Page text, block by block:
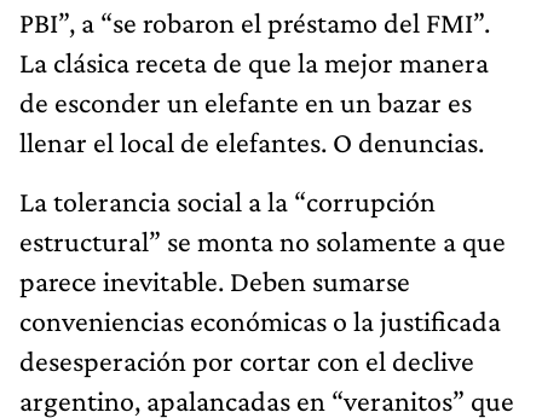
PBI”, a “se robaron el préstamo del FMI”.
La clásica receta de que la mejor manera
de esconder un elefante en un bazar es
llenar el local de elefantes. O denuncias.
La tolerancia social a la “corrupción
estructural” se monta no solamente a que
parece inevitable. Deben sumarse
conveniencias económicas o la justificada
desesperación por cortar con el declive
argentino, apalancadas en “veranitos” que